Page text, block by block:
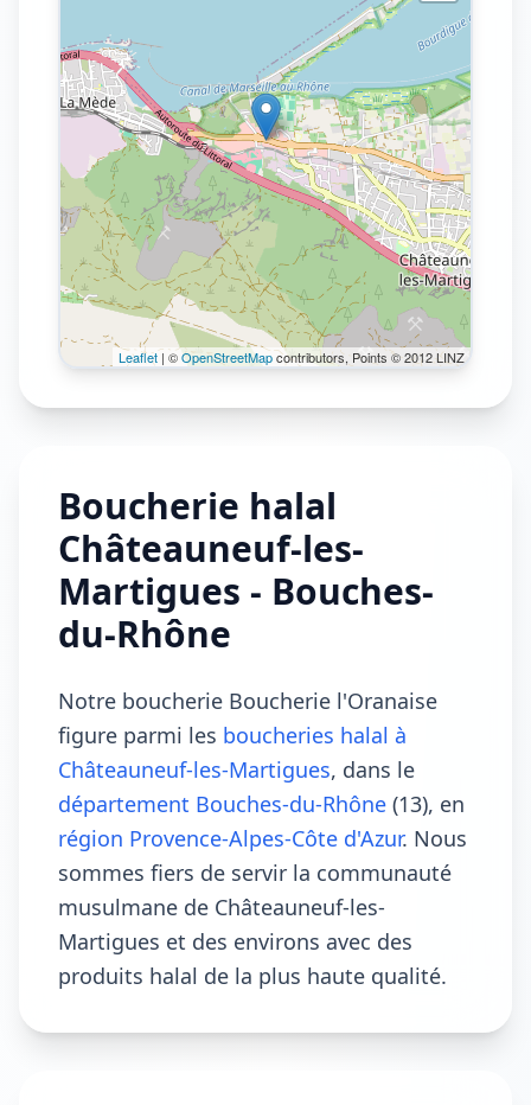
Leaflet| ©OpenStreetMapcontributors, Points © 2012 LINZ
Boucherie halal
Châteauneuf-les-
Martigues - Bouches-
du-Rhône
Notre boucherie Boucherie l'Oranaise
figure parmi les boucheries halal à
Châteauneuf-les-Martigues, dans le
département Bouches-du-Rhône (13), en
région Provence-Alpes-Côte d'Azur. Nous
sommes fiers de servir la communauté
musulmane de Châteauneuf-les-
Martigues et des environs avec des
produits halal de la plus haute qualité.